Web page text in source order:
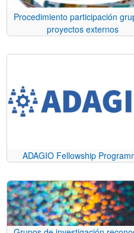
Procedimiento participación
proyectos externos
ADAGIO Fellowship